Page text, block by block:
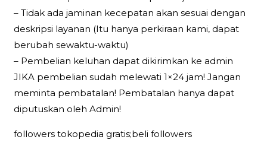
– Tidak ada jaminan kecepatan akan sesuai dengan
deskripsi layanan (Itu hanya perkiraan kami, dapat
berubah sewaktu-waktu)
– Pembelian keluhan dapat dikirimkan ke admin
JIKA pembelian sudah melewati 1×24 jam! Jangan
meminta pembatalan! Pembatalan hanya dapat
diputuskan oleh Admin!
followers tokopedia gratis;beli followers